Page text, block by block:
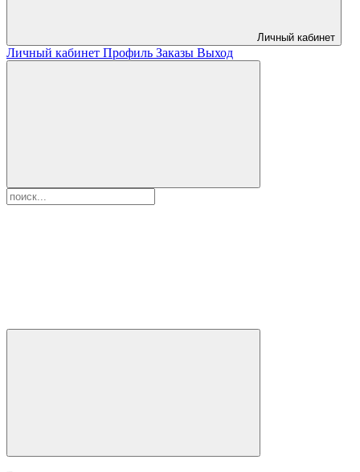
Личный кабинет
Личный кабинет Профиль Заказы Выход